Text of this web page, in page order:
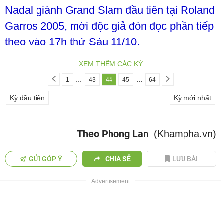
Nadal giành Grand Slam đầu tiên tại Roland
Garros 2005, mời độc giả đón đọc phần tiếp
theo vào 17h thứ Sáu 11/10.
XEM THÊM CÁC KỲ
1 ... 43 44 45 ... 64
Kỳ đầu tiên Kỳ mới nhất
Theo Phong Lan (Khampha.vn)
GỬI GÓP Ý CHIA SẺ LƯU BÀI